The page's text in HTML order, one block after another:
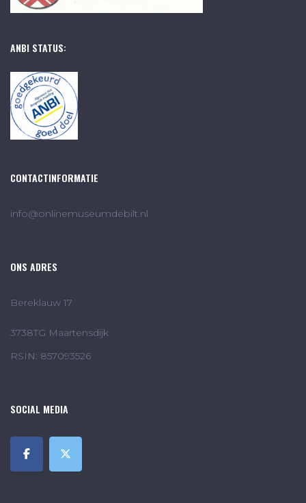
ANBI STATUS:
CONTACTINFORMATIE
info@onlinemuseumdebilt.nl
ONS ADRES
Bereklauw 17
3738TG Maartensdijk
RSIN: 857093526
SOCIAL MEDIA